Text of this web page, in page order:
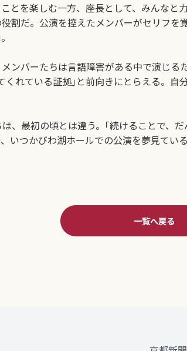
とを楽しむ一方、座長として、みんな
割だ。公演を控えたメンバーがセリフ
ンバーたちは言語障害がある中で演じる
れている証拠｣と前向きにとらえる。
、最初の頃とは違う。｢続けることで、
いつかびわ湖ホールでの公演を夢見ている
一覧へ戻る